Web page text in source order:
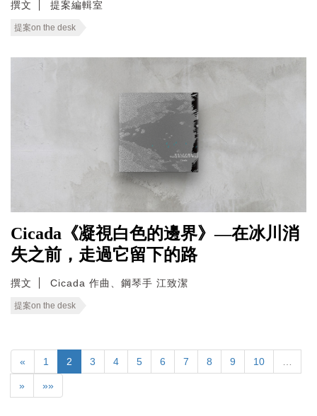
撰文 提案編輯室
提案on the desk
Cicada《凝視白色的邊界》—在冰川消
失之前，走過它留下的路
撰文 Cicada 作曲、鋼琴手 江致潔
提案on the desk
« 1 2 3 4 5 6 7 8 9 10
» »»